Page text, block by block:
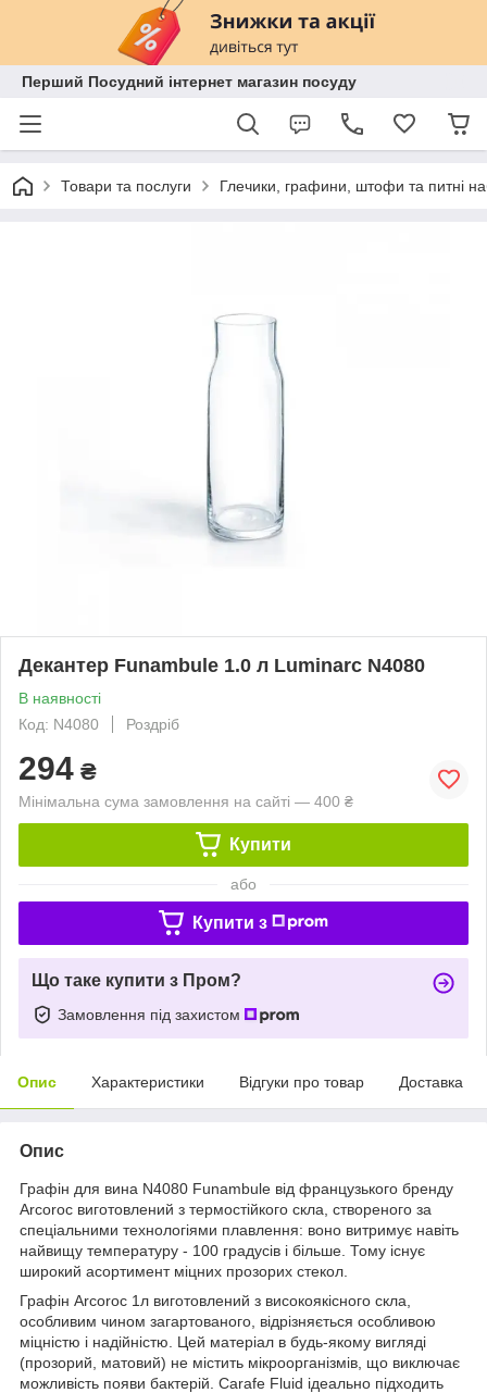
Перший Посудний інтернет магазин посуду
Товари та послуги Глечики, графини, штофи та питні
Декантер Funambule 1.0 л Luminarc N4080
В наявності
Код: N4080
Роздріб
294 ₴
Мінімальна сума замовлення на сайті — 400 ₴
Купити
або
Купити з
Що таке купити з Пром?
Замовлення під захистом
Опис Характеристики Відгуки про товар Доставка
Опис
Графін для вина N4080 Funambule від французького бренду
Arcoroc виготовлений з термостійкого скла, створеного за
спеціальними технологіями плавлення: воно витримує навіть
найвищу температуру - 100 градусів і більше. Тому існує
широкий асортимент міцних прозорих стекол.
Графін Arcoroc 1л виготовлений з високоякісного скла,
особливим чином загартованого, відрізняється особливою
міцністю і надійністю. Цей матеріал в будь-якому вигляді
(прозорий, матовий) не містить мікроорганізмів, що виключає
можливість появи бактерій. Carafe Fluid ідеально підходить